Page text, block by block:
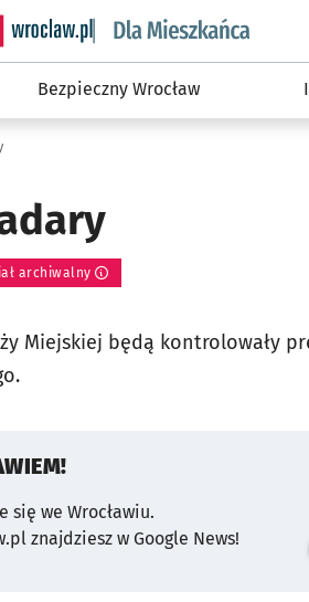
informacyjny wroclaw.pl
Bezpieczny Wrocław
archiwalny
Miejskiej będą kontrolowały
się we Wrocławiu.
znajdziesz w Google News!